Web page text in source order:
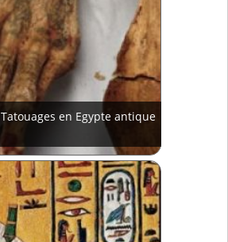
Tatouages en Egypte antique